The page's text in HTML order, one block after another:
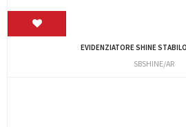
EVIDENZIATORE SHINE
SBSHINE/AR